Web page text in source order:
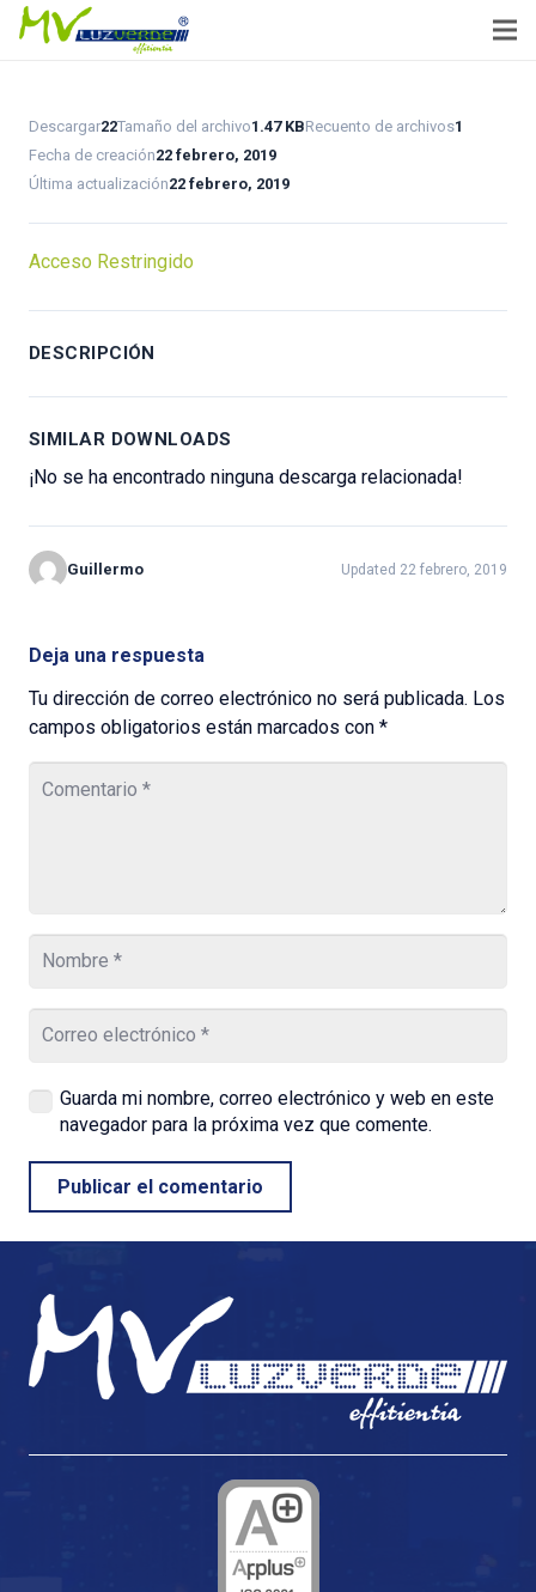
Descargar22Tamaño del archivo1.47 KBRecuento de archivos1
Fecha de creación22 febrero, 2019
Última actualización22 febrero, 2019
Acceso Restringido
DESCRIPCIÓN
SIMILAR DOWNLOADS
¡No se ha encontrado ninguna descarga relacionada!
Guillermo Updated 22 febrero, 2019
Deja una respuesta
Tu dirección de correo electrónico no será publicada. Los
campos obligatorios están marcados con *
Guarda mi nombre, correo electrónico y web en este
navegador para la próxima vez que comente.
Publicar el comentario